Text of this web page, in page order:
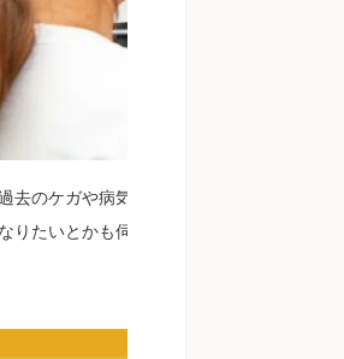
去のケガや病気から生活習慣までお聞き
なりたいとかも伺いながら問題を特定してい